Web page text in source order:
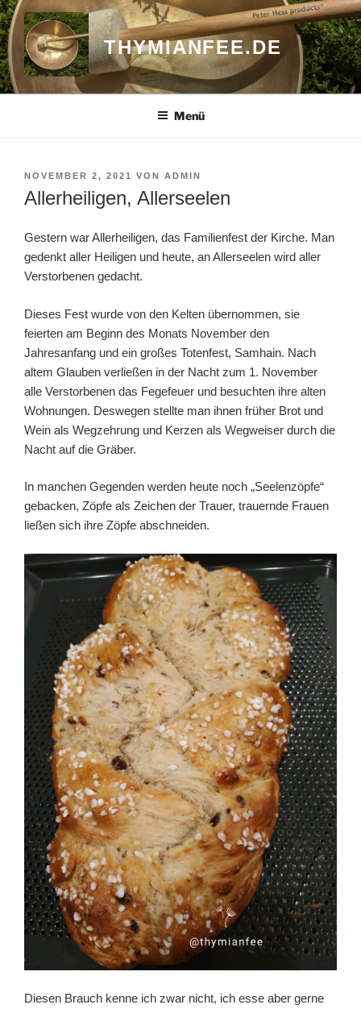
Zum
Inhalt
springen
THYMIANFEE.DE
Menü
VERÖFFENTLICHT
AM
NOVEMBER 2, 2021 VON ADMIN
Allerheiligen, Allerseelen
Gestern war Allerheiligen, das Familienfest der Kirche. Man
gedenkt aller Heiligen und heute, an Allerseelen wird aller
Verstorbenen gedacht.
Dieses Fest wurde von den Kelten übernommen, sie
feierten am Beginn des Monats November den
Jahresanfang und ein großes Totenfest, Samhain. Nach
altem Glauben verließen in der Nacht zum 1. November
alle Verstorbenen das Fegefeuer und besuchten ihre alten
Wohnungen. Deswegen stellte man ihnen früher Brot und
Wein als Wegzehrung und Kerzen als Wegweiser durch die
Nacht auf die Gräber.
In manchen Gegenden werden heute noch „Seelenzöpfe“
gebacken, Zöpfe als Zeichen der Trauer, trauernde Frauen
ließen sich ihre Zöpfe abschneiden.
Diesen Brauch kenne ich zwar nicht, ich esse aber gerne